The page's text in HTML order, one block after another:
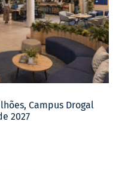
Campus Drogal
2027